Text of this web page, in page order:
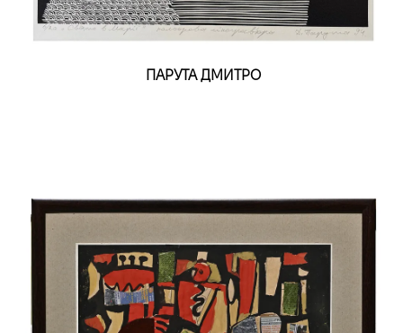
ПАРУТА ДМИТРО